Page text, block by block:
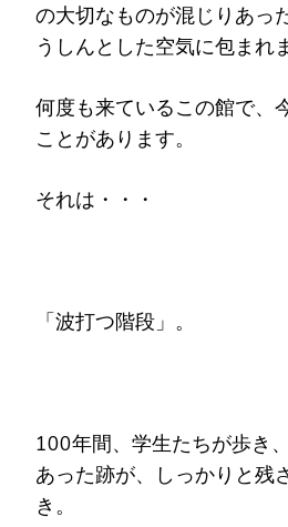
の大切なものが混じりあっ
うしんとした空気に包まれ
何度も来ているこの館で、
ことがあります。
それは・・・
「波打つ階段」。
100年間、学生たちが歩き
あった跡が、しっかりと残
き。